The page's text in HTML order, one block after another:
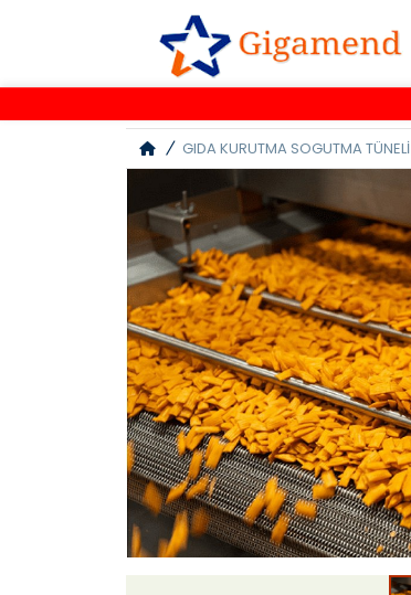
GIDA KURUTMA SOGUTMA TÜNELİ